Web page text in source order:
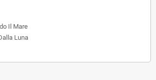
Il Mare
Luna